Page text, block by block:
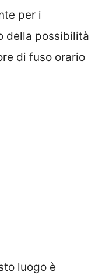
per i
della possibilità
di fuso orario
luogo è